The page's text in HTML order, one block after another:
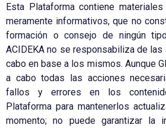
Esta Plataforma contiene
meramente informativos, que no
formación o consejo de ningún
ACIDEKA no se responsabiliza de
cabo en base a los mismos. Aunque
a cabo todas las acciones
fallos y errores en los
Plataforma para mantenerlos
momento; no puede garantizar la